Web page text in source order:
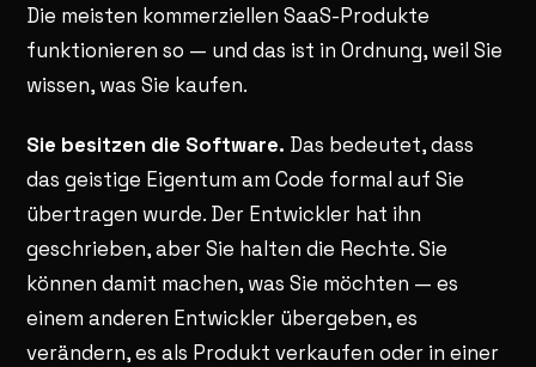
Die meisten kommerziellen SaaS-Produkte
funktionieren so — und das ist in Ordnung, weil Sie
wissen, was Sie kaufen.
Sie besitzen die Software. Das bedeutet, dass
das geistige Eigentum am Code formal auf Sie
übertragen wurde. Der Entwickler hat ihn
geschrieben, aber Sie halten die Rechte. Sie
können damit machen, was Sie möchten — es
einem anderen Entwickler übergeben, es
verändern, es als Produkt verkaufen oder in einer